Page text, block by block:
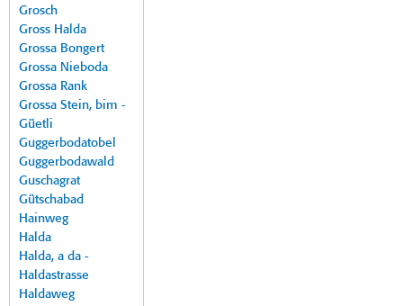
Grosch
Gross Halda
Grossa Bongert
Grossa Nieboda
Grossa Rank
Grossa Stein, bim -
Güetli
Guggerbodatobel
Guggerbodawald
Guschagrat
Gütschabad
Hainweg
Halda
Halda, a da -
Haldastrasse
Haldaweg